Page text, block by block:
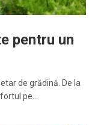
pentru un
de grădină. De la
pe…